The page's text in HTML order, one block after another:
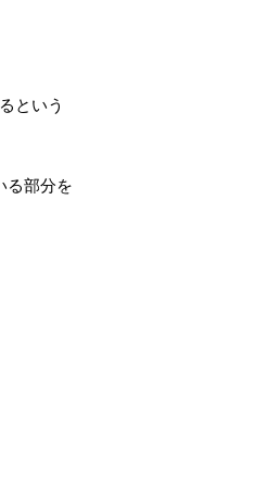
という
る部分を